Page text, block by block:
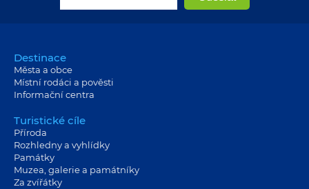
Destinace
Města a obce
Místní rodáci a pověsti
Informační centra
Turistické cíle
Příroda
Rozhledny a vyhlídky
Památky
Muzea, galerie a památníky
Za zvířátky